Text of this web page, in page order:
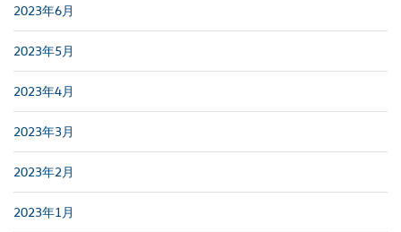
2023年6月
2023年5月
2023年4月
2023年3月
2023年2月
2023年1月